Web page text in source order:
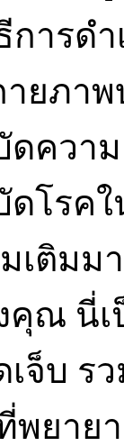
การด
ายภา
ควา
ดโรค
เติมม
คุณ นี่
จ็บ ร
พยาย